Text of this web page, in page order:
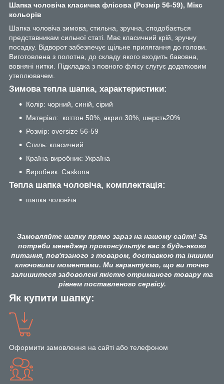
Шапка чоловіча класична флісова (Розмір 56-59), Мікс
кольорів
Шапка чоловіча зимова, стильна, зручна, сподобається
представникам сильної статі. Має класичний крій, зручну
посадку. Відворот забезпечує щільне прилягання до голови.
Виготовлена з полотна, до складу якого входить бавовна,
вовняні нитки. Підкладка з повного флісу слугує додатковим
утеплювачем.
Зимова тепла шапка, характеристики:
Колір: чорний, синій, сірий
Матеріал: коттон 50%, акрил 30%, шерсть20%
Розмір: oversize 56-59
Стиль: класичний
Країна-виробник: Україна
Виробник: Caskona
Тепла шапка чоловіча, комплектація:
шапка чоловіча
Замовляйте шапку прямо зараз на нашому сайті! За
потреби менеджер проконсультує вас з будь-якого
питання, пов'язаного з товаром, доставкою та іншими
ключовими моментами. Ми гарантуємо, що ви точно
залишитеся задоволені якістю отриманого товару та
рівнем поставленого сервісу.
Як купити шапку:
Оформити замовлення на сайті або телефоном